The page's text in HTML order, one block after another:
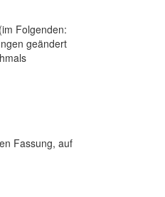
(im Folgenden:
geändert
Fassung, auf